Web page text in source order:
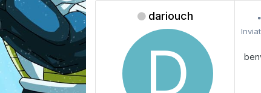
dariouch